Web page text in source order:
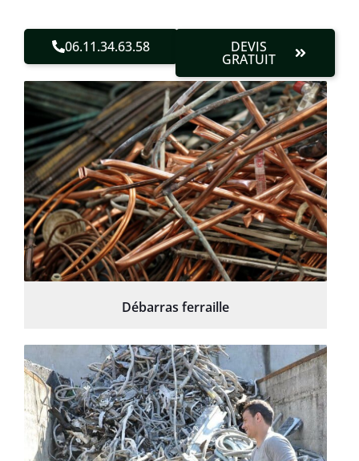
06.11.34.63.58 DEVIS
GRATUIT
Débarras ferraille